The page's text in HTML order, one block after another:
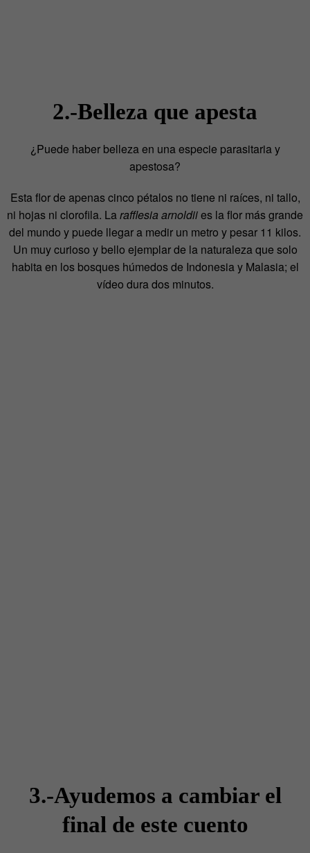
2.-Belleza que apesta
¿Puede haber belleza en una especie parasitaria y
apestosa?
Esta flor de apenas cinco pétalos no tiene ni raíces, ni tallo,
ni hojas ni clorofila. Larafflesia arnoldiies la flor más grande
del mundo y puede llegar a medir un metro y pesar 11 kilos.
Un muy curioso y bello ejemplar de la naturaleza que solo
habita en los bosques húmedos de Indonesia y Malasia; el
vídeo dura dos minutos.
3.-Ayudemos a cambiar el
final de este cuento